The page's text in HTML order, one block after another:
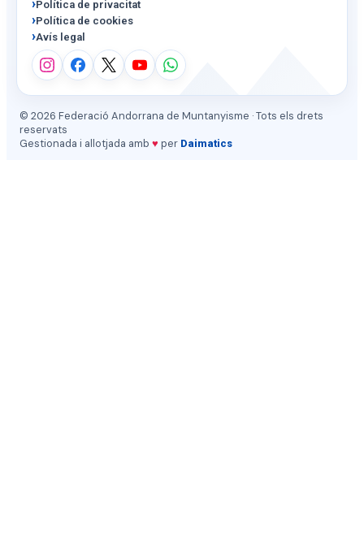
Política de privacitat
Política de cookies
Avís legal
© 2026 Federació Andorrana de Muntanyisme · Tots els drets
reservats
Gestionada i allotjada amb ♥ per Daimatics